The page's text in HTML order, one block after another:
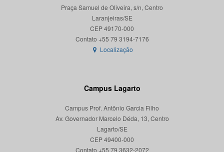
Praça Samuel de Oliveira, s/n, Centro
Laranjeiras/SE
CEP 49170-000
Localização
Campus Lagarto
Campus Prof. Antônio Garcia Filho
Av. Governador Marcelo Déda, 13, Centro
Lagarto/SE
CEP 49400-000